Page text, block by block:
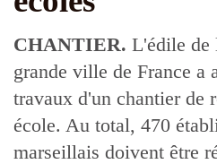
CHANTIER. L'édile de
grande ville de France a
travaux d'un chantier de
école. Au total, 470
marseillais doivent être